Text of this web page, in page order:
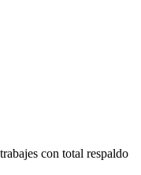
con total respaldo